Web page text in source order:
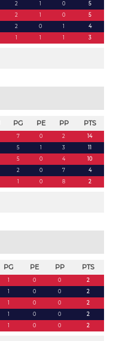
2 1 0
5
2 1 0
5
2 0 1
4
1 1 1 3
PG PE PP PTS
7 0 2
14
5 1 3
11
5 0 4
10
2 0 7
4
1 0 8 2
PG PE PP PTS
1 0 0
2
1 0 0
2
1 0 0
2
1 0 0
2
1 0 0 2